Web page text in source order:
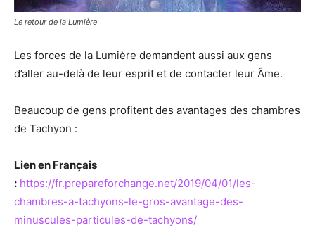
Le retour de la Lumière
Les forces de la Lumière demandent aussi aux gens
d’aller au-delà de leur esprit et de contacter leur Âme.
Beaucoup de gens profitent des avantages des chambres
de Tachyon :
Lien en Français
: https://fr.prepareforchange.net/2019/04/01/les-
chambres-a-tachyons-le-gros-avantage-des-
minuscules-particules-de-tachyons/